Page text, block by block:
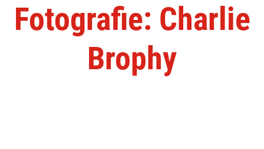
Fotografie: Charlie
Brophy